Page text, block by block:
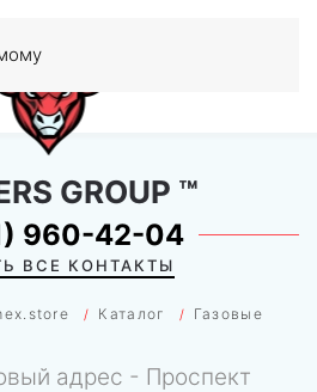
Каталог
Газовые
GROUP ™
960-42-04
ВСЕ КОНТАКТЫ
адрес - Проспект